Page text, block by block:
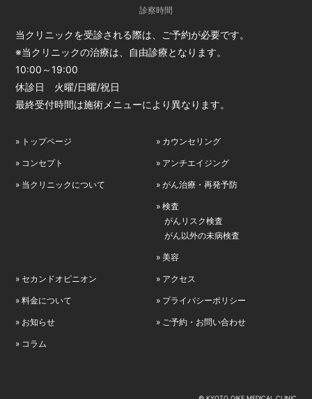
診察時間
当クリニックを受診される際は、ご予約が必要です。
※当クリニックの治療は、自由診療となります。
10:00～19:00
休診日 火曜/日曜/祝日
最終受付時間は施術メニューにより異なります。
» トップページ
» コンセプト
» 当クリニックについて
» カウンセリング
» アンチエイジング
» がん治療・再発予防
» 検査
がんリスク検査
がん以外の未病検査
» 美容
» セカンドオピニオン
» 料金について
» お知らせ
» コラム
» アクセス
» プライバシーポリシー
» ご予約・お問い合わせ